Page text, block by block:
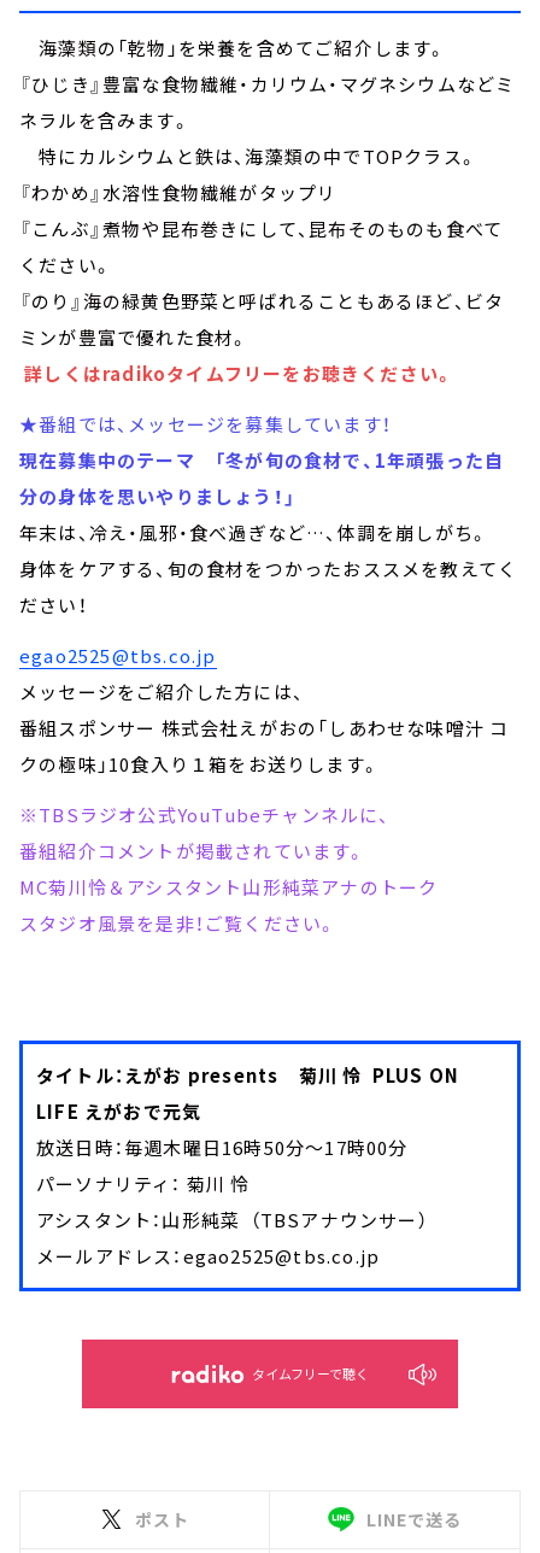
海藻類の「乾物」を栄養を含めてご紹介します。
『ひじき』豊富な食物繊維・カリウム・マグネシウムなどミ
ネラルを含みます。
特にカルシウムと鉄は、海藻類の中でTOPクラス。
『わかめ』水溶性食物繊維がタップリ
『こんぶ』煮物や昆布巻きにして、昆布そのものも食べて
ください。
『のり』海の緑黄色野菜と呼ばれることもあるほど、ビタ
ミンが豊富で優れた食材。
詳しくはradikoタイムフリーをお聴きください。
★番組では、メッセージを募集しています！
現在募集中のテーマ 「冬が旬の食材で、1年頑張った自
分の身体を思いやりましょう！」
年末は、冷え・風邪・食べ過ぎなど…、体調を崩しがち。
身体をケアする、旬の食材をつかったおススメを教えてく
ださい！
egao2525@tbs.co.jp
メッセージをご紹介した方には、
番組スポンサー 株式会社えがおの「しあわせな味噌汁 コ
クの極味」10食入り１箱をお送りします。
※TBSラジオ公式YouTubeチャンネルに、
番組紹介コメントが掲載されています。
MC菊川怜＆アシスタント山形純菜アナのトーク
スタジオ風景を是非！ご覧ください。
タイトル：えがお presents 菊川 怜 PLUS ON
LIFE えがおで元気
放送日時：毎週木曜日16時50分～17時00分
パーソナリティ： 菊川 怜
アシスタント：山形純菜 （TBSアナウンサー）
メールアドレス：egao2525@tbs.co.jp
タイムフリーで聴く
ポスト LINEで送る